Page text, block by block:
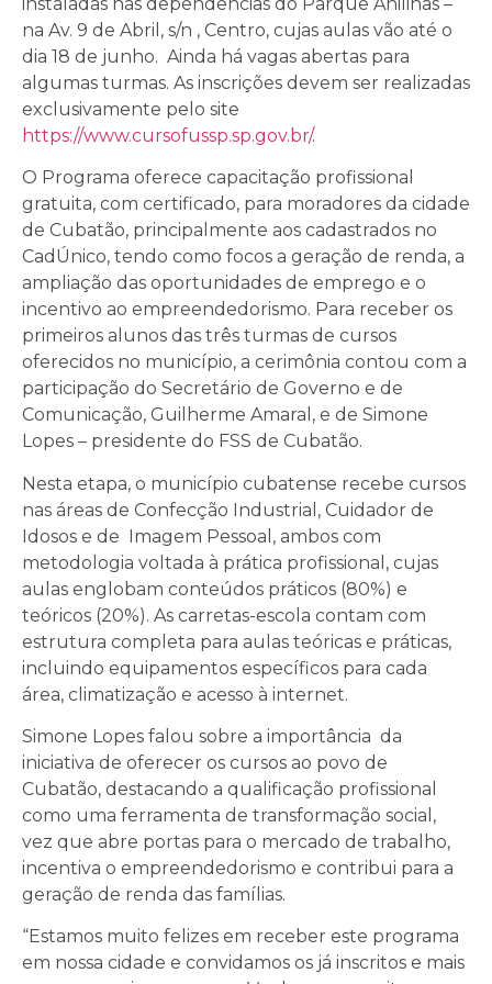
na Av. 9 de Abril, s/n , Centro, cujas aulas vão até o
dia 18 de junho. Ainda há vagas abertas para
algumas turmas. As inscrições devem ser realizadas
exclusivamente pelo site
https://www.cursofussp.sp.gov.br/.
O Programa oferece capacitação profissional
gratuita, com certificado, para moradores da cidade
de Cubatão, principalmente aos cadastrados no
CadÚnico, tendo como focos a geração de renda, a
ampliação das oportunidades de emprego e o
incentivo ao empreendedorismo. Para receber os
primeiros alunos das três turmas de cursos
oferecidos no município, a cerimônia contou com a
participação do Secretário de Governo e de
Comunicação, Guilherme Amaral, e de Simone
Lopes – presidente do FSS de Cubatão.
Nesta etapa, o município cubatense recebe cursos
nas áreas de Confecção Industrial, Cuidador de
Idosos e de Imagem Pessoal, ambos com
metodologia voltada à prática profissional, cujas
aulas englobam conteúdos práticos (80%) e
teóricos (20%). As carretas-escola contam com
estrutura completa para aulas teóricas e práticas,
incluindo equipamentos específicos para cada
área, climatização e acesso à internet.
Simone Lopes falou sobre a importância da
iniciativa de oferecer os cursos ao povo de
Cubatão, destacando a qualificação profissional
como uma ferramenta de transformação social,
vez que abre portas para o mercado de trabalho,
incentiva o empreendedorismo e contribui para a
geração de renda das famílias.
“Estamos muito felizes em receber este programa
em nossa cidade e convidamos os já inscritos e mais